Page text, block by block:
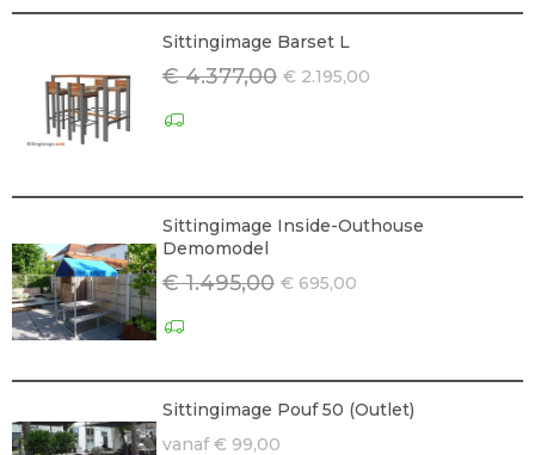
Sittingimage Barset L
€ 4.377,00 € 2.195,00
Sittingimage Inside-Outhouse
Demomodel
€ 1.495,00 € 695,00
Sittingimage Pouf 50 (Outlet)
vanaf € 99,00